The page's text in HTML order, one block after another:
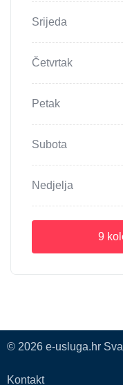
Srijeda
Četvrtak
Petak
Subota
Nedjelja
9
© 2026 e-usluga.hr
Kontakt